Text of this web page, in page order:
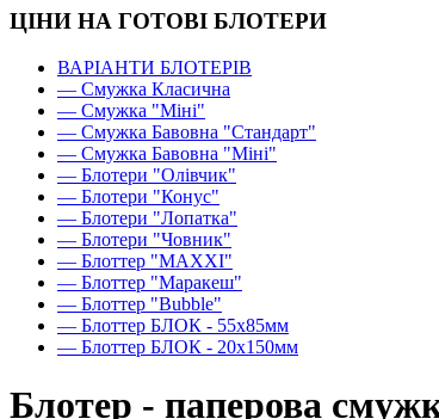
ЦІНИ НА ГОТОВІ БЛОТЕРИ
ВАРІАНТИ БЛОТЕРІВ
— Смужка Класична
— Смужка "Міні"
— Смужка Бавовна "Стандарт"
— Смужка Бавовна "Міні"
— Блотери "Олівчик"
— Блотери "Конус"
— Блотери "Лопатка"
— Блотери "Човник"
— Блоттер "MAXXI"
— Блоттер "Маракеш"
— Блоттер "Bubble"
— Блоттер БЛОК - 55х85мм
— Блоттер БЛОК - 20х150мм
Блотер - паперова